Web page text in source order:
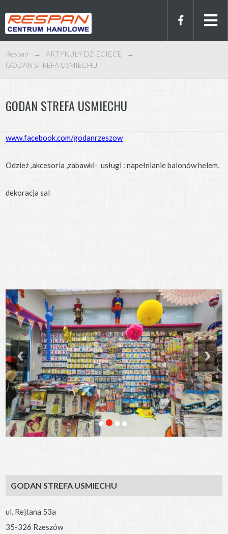
Respan → ARTYKUŁY DZIECIĘCE
→
GODAN STREFA USMIECHU
GODAN STREFA USMIECHU
www.facebook.com/godanrzeszow
Odzież ,akcesoria ,zabawki- usługi : napełnianie balonów helem,
dekoracja sal
GODAN STREFA USMIECHU
ul. Rejtana 53a
35-326 Rzeszów